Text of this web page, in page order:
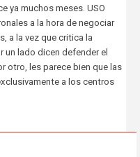
ya muchos meses. USO
a la hora de negociar
a la vez que critica la
lado dicen defender el
otro, les parece bien que las
a los centros